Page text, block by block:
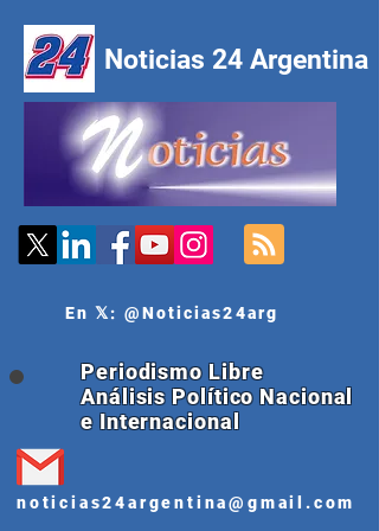
Noticias 24 Argentina
En 𝕏: @Noticias24arg
Periodismo Libre
Análisis Político Nacional
e Internacional
noticias24argentina@gmail.com